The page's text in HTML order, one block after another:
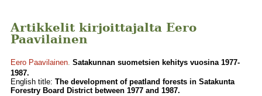
Artikkelit kirjoittajalta Eero
Paavilainen
Eero Paavilainen. Satakunnan suometsien kehitys vuosina 1977-
1987.
English title: The development of peatland forests in Satakunta
Forestry Board District between 1977 and 1987.